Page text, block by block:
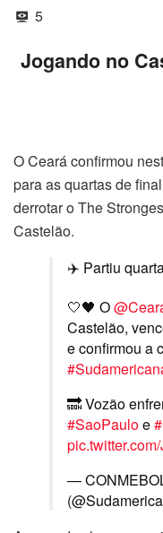
5
Jogando no
O Ceará confirmou
para as quartas de
derrotar o The
Castelão.
✈️ Partiu
🤍🖤 O
Castelão,
e confirmou a
🔜 Vozão
#SaoPauloe
—